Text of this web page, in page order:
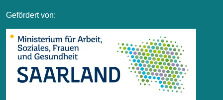
Gefördert von: